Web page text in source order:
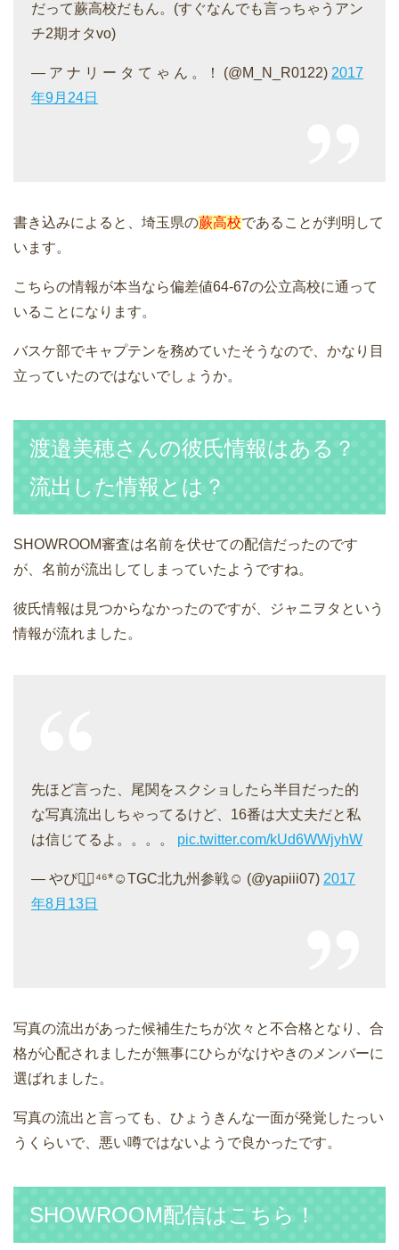
だって蕨高校だもん。(すぐなんでも言っちゃうアン
チ2期オタvo)
— ア ナ リ ー タ て ゃ ん 。！ (@M_N_R0122) 2017
年9月24日
書き込みによると、埼玉県の蕨高校であることが判明して
います。
こちらの情報が本当なら偏差値64-67の公立高校に通って
いることになります。
バスケ部でキャプテンを務めていたそうなので、かなり目
立っていたのではないでしょうか。
渡邉美穂さんの彼氏情報はある？
流出した情報とは？
SHOWROOM審査は名前を伏せての配信だったのです
が、名前が流出してしまっていたようですね。
彼氏情報は見つからなかったのですが、ジャニヲタという
情報が流れました。
先ほど言った、尾関をスクショしたら半目だった的
な写真流出しちゃってるけど、16番は大丈夫だと私
は信じてるよ。。。。 pic.twitter.com/kUd6WWjyhW
— やぴ◢͟￨⁴⁶*☺︎TGC北九州参戦☺︎ (@yapiii07) 2017
年8月13日
写真の流出があった候補生たちが次々と不合格となり、合
格が心配されましたが無事にひらがなけやきのメンバーに
選ばれました。
写真の流出と言っても、ひょうきんな一面が発覚したっい
うくらいで、悪い噂ではないようで良かったです。
SHOWROOM配信はこちら！